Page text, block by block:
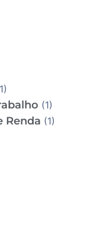
(1)
Renda (1)